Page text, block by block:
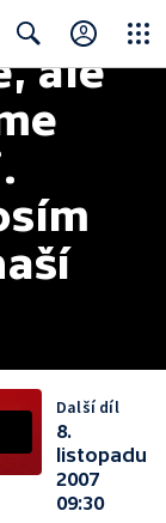
ale
Další díl
8.
listopadu
2007
09:30